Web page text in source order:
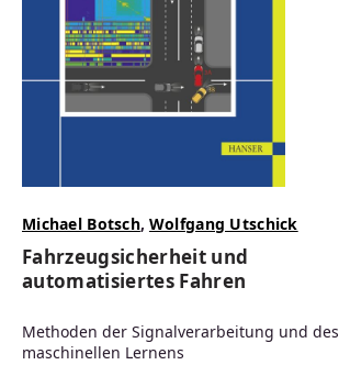
Michael Botsch, Wolfgang Utschick
Fahrzeugsicherheit und
automatisiertes Fahren
Methoden der Signalverarbeitung und des
maschinellen Lernens